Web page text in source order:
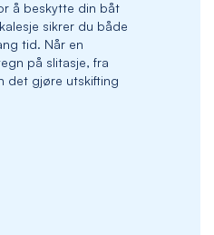
å beskytte din båt
sikrer du både
tid. Når en
på slitasje, fra
det gjøre utskifting